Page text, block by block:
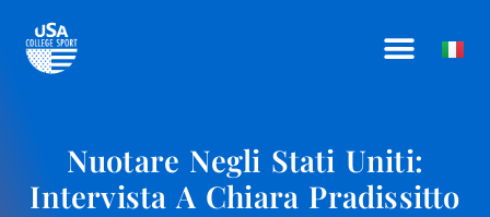
contenuto
Nuotare Negli Stati Uniti:
Intervista A Chiara Pradissitto